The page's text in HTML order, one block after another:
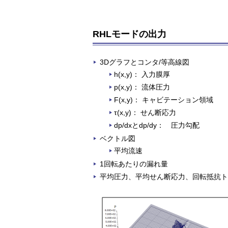
RHLモードの出力
3Dグラフとコンタ/等高線図
h(x,y)： 入力膜厚
p(x,y)： 流体圧力
F(x,y)： キャビテーション領域
τ(x,y)： せん断応力
dp/dxとdp/dy： 圧力勾配
ベクトル図
平均流速
1回転あたりの漏れ量
平均圧力、平均せん断応力、回転抵抗